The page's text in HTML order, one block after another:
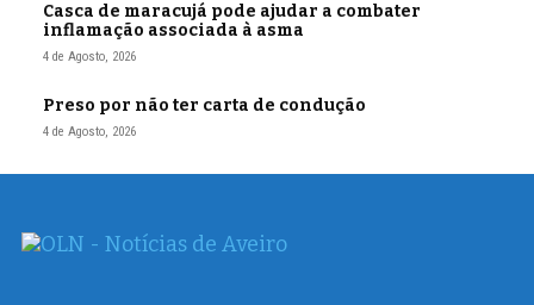
Casca de maracujá pode ajudar a combater
inflamação associada à asma
4 de Agosto, 2026
Preso por não ter carta de condução
4 de Agosto, 2026